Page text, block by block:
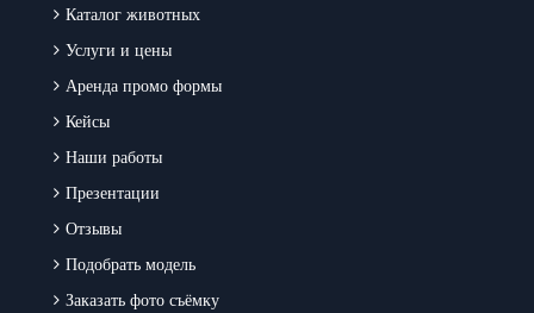
Каталог животных
Услуги и цены
Аренда промо формы
Кейсы
Наши работы
Презентации
Отзывы
Подобрать модель
Заказать фото съёмку